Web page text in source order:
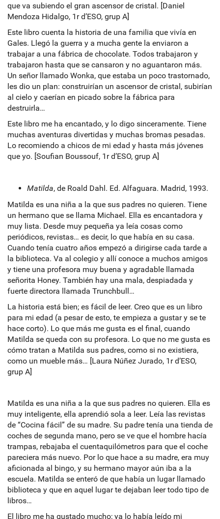
que va subiendo el gran ascensor de cristal. [Daniel
Mendoza Hidalgo, 1r d’ESO, grup A]
Este libro cuenta la historia de una familia que vivía en
Gales. Llegó la guerra y a mucha gente la enviaron a
trabajar a una fábrica de chocolate. Todos trabajaron y
trabajaron hasta que se cansaron y no aguantaron más.
Un señor llamado Wonka, que estaba un poco trastornado,
les dio un plan: construirían un ascensor de cristal, subirían
al cielo y caerían en picado sobre la fábrica para
destruirla…
Este libro me ha encantado, y lo digo sinceramente. Tiene
muchas aventuras divertidas y muchas bromas pesadas.
Lo recomiendo a chicos de mi edad y hasta más jóvenes
que yo. [Soufian Boussouf, 1r d’ESO, grup A]
Matilda, de Roald Dahl. Ed. Alfaguara. Madrid, 1993.
Matilda es una niña a la que sus padres no quieren. Tiene
un hermano que se llama Michael. Ella es encantadora y
muy lista. Desde muy pequeña ya leía cosas como
periódicos, revistas… es decir, lo que había en su casa.
Cuando tenía cuatro años empezó a dirigirse cada tarde a
la biblioteca. Va al colegio y allí conoce a muchos amigos
y tiene una profesora muy buena y agradable llamada
señorita Honey. También hay una mala, despiadada y
fuerte directora llamada Trunchbull…
La historia está bien; es fácil de leer. Creo que es un libro
para mi edad (a pesar de esto, te empieza a gustar y se te
hace corto). Lo que más me gusta es el final, cuando
Matilda se queda con su profesora. Lo que no me gusta es
cómo tratan a Matilda sus padres, como si no existiera,
como un mueble más… [Laura Núñez Jurado, 1r d’ESO,
grup A]
Matilda es una niña a la que sus padres no quieren. Ella es
muy inteligente, ella aprendió sola a leer. Leía las revistas
de “Cocina fácil” de su madre. Su padre tenía una tienda de
coches de segunda mano, pero se ve que el hombre hacía
trampas, rebajaba el cuentaquilómetros para que el coche
pareciera más nuevo. Por lo que hace a su madre, era muy
aficionada al bingo, y su hermano mayor aún iba a la
escuela. Matilda se enteró de que había un lugar llamado
biblioteca y que en aquel lugar te dejaban leer todo tipo de
libros…
El libro me ha gustado mucho; ya lo había leído mi